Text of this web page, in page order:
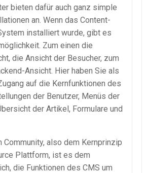
bieten dafür auch ganz simple
an. Wenn das Content-
installiert wurde, gibt es
Zum einen die
die Ansicht der Besucher, zum
Ansicht. Hier haben Sie als
auf die Kernfunktionen des
der Benutzer, Menüs der
der Artikel, Formulare und
Community, also dem Kernprinzip
Plattform, ist es dem
die Funktionen des CMS um